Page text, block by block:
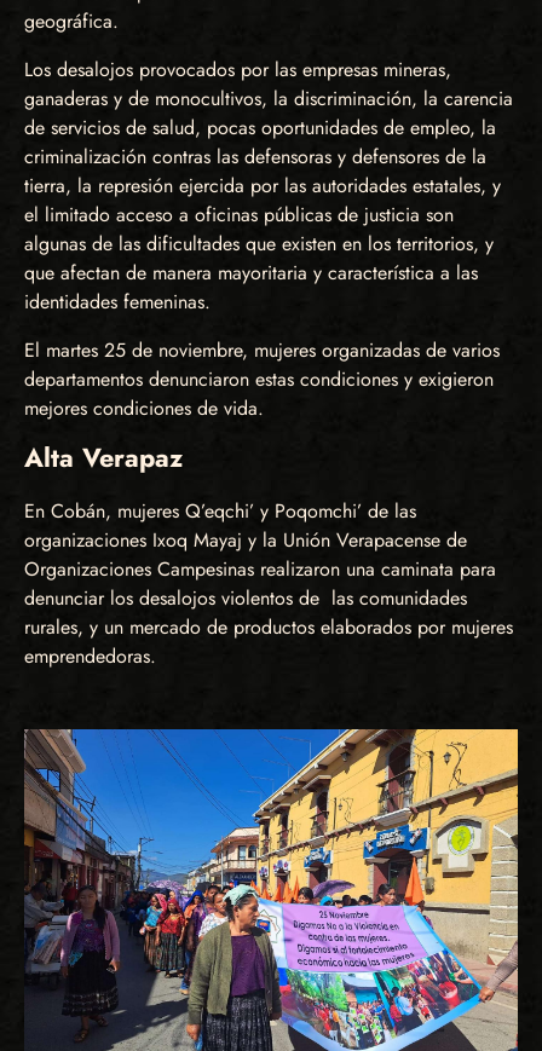
geográfica.
Los desalojos provocados por las empresas mineras,
ganaderas y de monocultivos, la discriminación, la carencia
de servicios de salud, pocas oportunidades de empleo, la
criminalización contras las defensoras y defensores de la
tierra, la represión ejercida por las autoridades estatales, y
el limitado acceso a oficinas públicas de justicia son
algunas de las dificultades que existen en los territorios, y
que afectan de manera mayoritaria y característica a las
identidades femeninas.
El martes 25 de noviembre, mujeres organizadas de varios
departamentos denunciaron estas condiciones y exigieron
mejores condiciones de vida.
Alta Verapaz
En Cobán, mujeres Q’eqchi’ y Poqomchi’ de las
organizaciones Ixoq Mayaj y la Unión Verapacense de
Organizaciones Campesinas realizaron una caminata para
denunciar los desalojos violentos de las comunidades
rurales, y un mercado de productos elaborados por mujeres
emprendedoras.